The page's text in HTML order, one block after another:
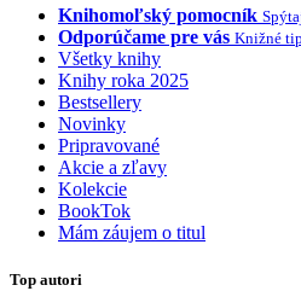
Knihomoľský pomocník
Odporúčame pre vás Knižné
Všetky knihy
Knihy roka 2025
Bestsellery
Novinky
Pripravované
Akcie a zľavy
Kolekcie
BookTok
Mám záujem o titul
Top autori